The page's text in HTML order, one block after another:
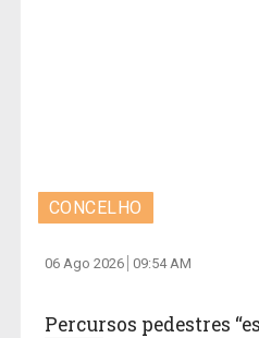
CONCELHO
06 Ago 2026 09:54 AM
Percursos pedestres